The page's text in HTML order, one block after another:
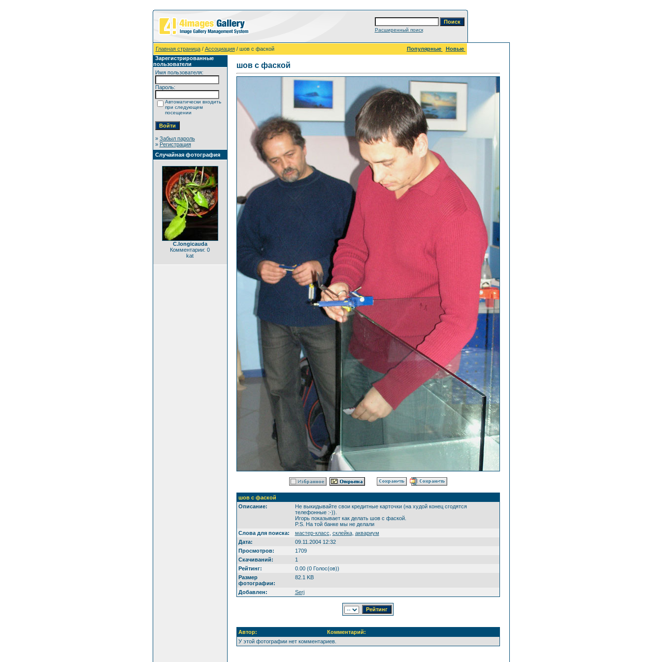
Расширенный поиск
Главная страница/ Ассоциация/ шов с фаской Популярные
Новые
Зарегистрированные
пользователи
Имя пользователя:
Пароль:
Автоматически входить
при следующем
посещении
» Забыл пароль
» Регистрация
Случайная фотография
C.longicauda
Комментарии: 0
kat
шов с фаской
шов с фаской
Описание:
Не выкидывайте свои кредитные карточки (на худой конец сгодятся
телефонные :-)).
Игорь показывает как делать шов с фаской.
P.S. На той банке мы не делали
Слова для поиска:
мастер-класс склейка, аквариум
Дата:
09.11.2004 12:32
Просмотров:
1709
Скачиваний:
1
Рейтинг:
0.00 (0 Голос(ов))
Размер
фотографии:
82.1 KB
Добавлен: Serj
Автор:
Комментарий:
У этой фотографии нет комментариев.